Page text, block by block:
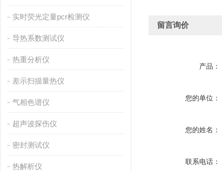
实时荧光定量pcr检测仪
导热系数测试仪
热重分析仪
差示扫描量热仪
气相色谱仪
超声波探伤仪
密封测试仪
热解析仪
留言询价
产品：
您的单位：
您的姓名：
联系电话：